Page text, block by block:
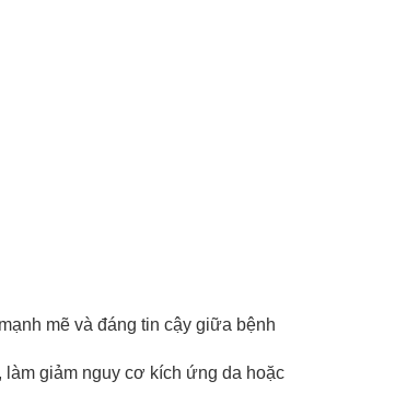
mẽ và đáng tin cậy giữa bệnh
giảm nguy cơ kích ứng da hoặc